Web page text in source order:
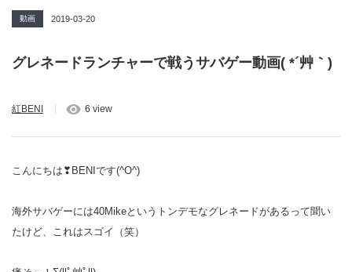
動画 2019-03-20
グレネードランチャーで戦うサバゲー動画( *´艸｀)
紅BENI 6 view
こんにちは❣BENIです(^O^)
海外サバゲーには40Mikeというトンデモなグレネードがあるって聞い
たけど、これはスゴイ（笑）